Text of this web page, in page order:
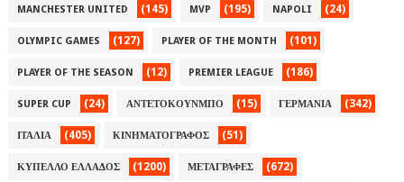
MANCHESTER UNITED (145) MVP (195) NAPOLI (24)
OLYMPIC GAMES (127) PLAYER OF THE MONTH (101)
PLAYER OF THE SEASON (12) PREMIER LEAGUE (186)
SUPER CUP (24) ΑΝΤΕΤΟΚΟΥΝΜΠΟ (15) ΓΕΡΜΑΝΙΑ (342)
ΙΤΑΛΙΑ (405) ΚΙΝΗΜΑΤΟΓΡΑΦΟΣ (51)
ΚΥΠΕΛΛΟ ΕΛΛΑΔΟΣ (1200) ΜΕΤΑΓΡΑΦΕΣ (672)